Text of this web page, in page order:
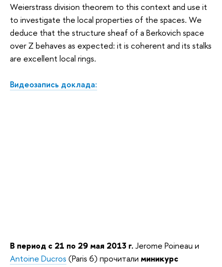
Weierstrass division theorem to this context and use it
to investigate the local properties of the spaces. We
deduce that the structure sheaf of a Berkovich space
over Z behaves as expected: it is coherent and its stalks
are excellent local rings.
Видеозапись доклада:
В период с 21 по 29 мая 2013 г.Jerome Poineau и
Antoine Ducros (Paris 6) прочитали миникурс